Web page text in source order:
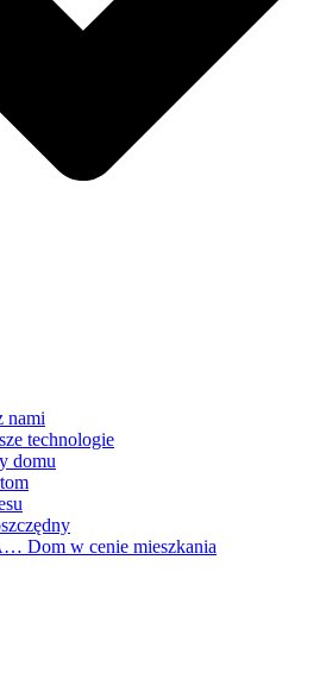
nami
technologie
domu
Dom w cenie mieszkania